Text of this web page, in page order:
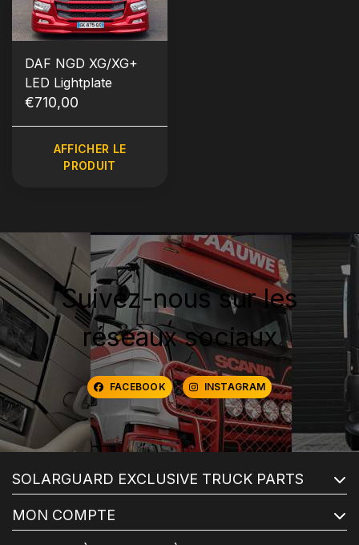
DAF NGD XG/XG+
LED Lightplate
€710,00
AFFICHER LE
PRODUIT
Suivez-nous sur les
réseaux sociaux
FACEBOOK INSTAGRAM
SOLARGUARD EXCLUSIVE TRUCK PARTS
MON COMPTE